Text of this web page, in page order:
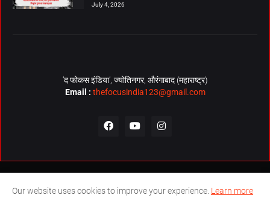
July 4, 2026
‘द फोकस इंडिया’, ज्योतिनगर, औरंगाबाद (महाराष्ट्र)
Email : thefocusindia123@gmail.com
About Us Contact Us The Focus India Policy
Our website uses cookies to improve your experience. Learn more